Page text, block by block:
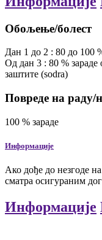
Обољење/болест
Дан 1 до 2 : 80 до 100
Од дан 3 : 80 % зараде
заштите (sodra)
Повреде на раду/
100 % зараде
Информације
Ако дође до незгоде
сматра осигураним
Информације